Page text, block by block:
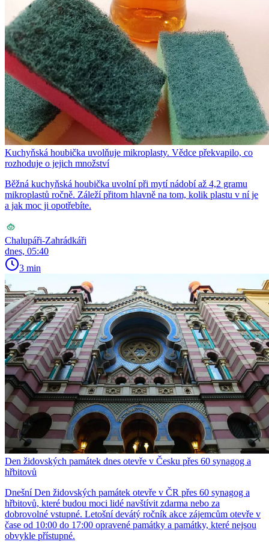
Kuchyňská houbička uvolňuje mikroplasty. Vědce překvapilo, co
rozhoduje o jejich množství
Běžná kuchyňská houbička uvolní při mytí nádobí až 4,2 gramu
mikroplastů ročně. Záleží přitom hlavně na tom, kolik plastu v ní je
a jak moc ji opotřebíte.
Chalupáři-Zahrádkáři
dnes, 05:40
3 min
Den židovských památek dnes otevře v Česku přes 60 synagog a
hřbitovů
Dnešní Den židovských památek otevře v ČR přes 60 synagog a
hřbitovů, které budou moci lidé navštívit zdarma nebo za
dobrovolné vstupné. Letošní devátý ročník akce zájemcům otevře v
čase od 10:00 do 17:00 opravené památky a památky, které nejsou
obvykle přístupné.